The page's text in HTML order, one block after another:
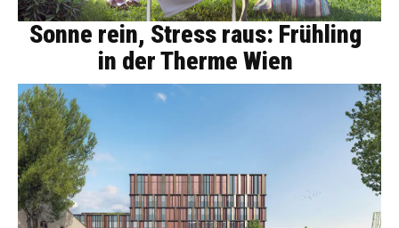
Sonne rein, Stress raus: Frühling
in der Therme Wien